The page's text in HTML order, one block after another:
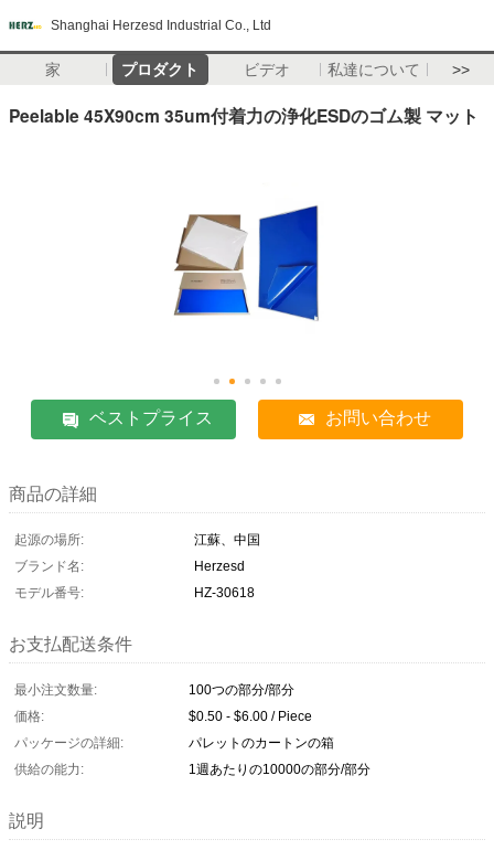
Shanghai Herzesd Industrial Co., Ltd
家 プロダクト ビデオ 私達について >>
Peelable 45X90cm 35um付着力の浄化ESDのゴム製 マット
ベストプライス お問い合わせ
商品の詳細
起源の場所:
江蘇、中国
ブランド名:
Herzesd
モデル番号:
HZ-30618
お支払配送条件
最小注文数量:
100つの部分/部分
価格:
$0.50 - $6.00 / Piece
パッケージの詳細:
パレットのカートンの箱
供給の能力:
1週あたりの10000の部分/部分
説明